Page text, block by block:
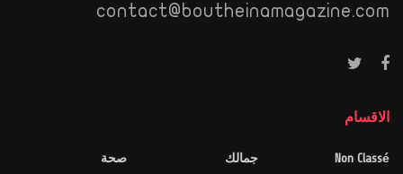
contact@boutheinamagazine.com
الاقسام
Non Classé
جمالك
صحة